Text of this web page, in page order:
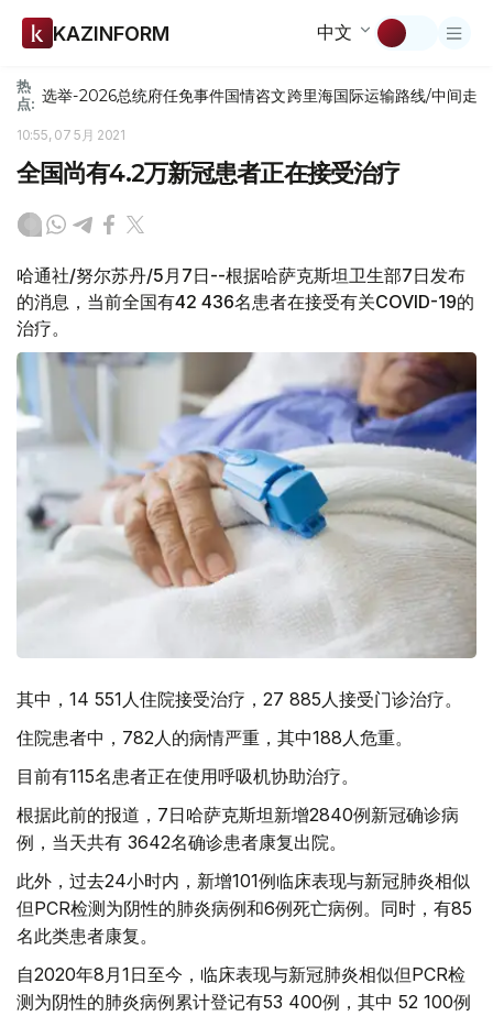
KAZINFORM 中文
热
点: 选举-2026总统府任免事件国情咨文跨里海国际运输路线/中间走廊
10:55, 07 5月 2021
全国尚有4.2万新冠患者正在接受治疗
哈通社/努尔苏丹/5月7日--根据哈萨克斯坦卫生部7日发布
的消息，当前全国有42 436名患者在接受有关COVID-19的
治疗。
其中，14 551人住院接受治疗，27 885人接受门诊治疗。
住院患者中，782人的病情严重，其中188人危重。
目前有115名患者正在使用呼吸机协助治疗。
根据此前的报道，7日哈萨克斯坦新增2840例新冠确诊病
例，当天共有 3642名确诊患者康复出院。
此外，过去24小时内，新增101例临床表现与新冠肺炎相似
但PCR检测为阴性的肺炎病例和6例死亡病例。同时，有85
名此类患者康复。
自2020年8月1日至今，临床表现与新冠肺炎相似但PCR检
测为阴性的肺炎病例累计登记有53 400例，其中 52 100例